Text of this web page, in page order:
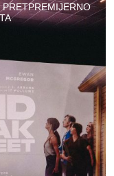
PRETPREMIJERNO